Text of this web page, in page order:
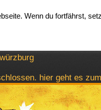
hier geht es zum
Wenn du fortfährst,